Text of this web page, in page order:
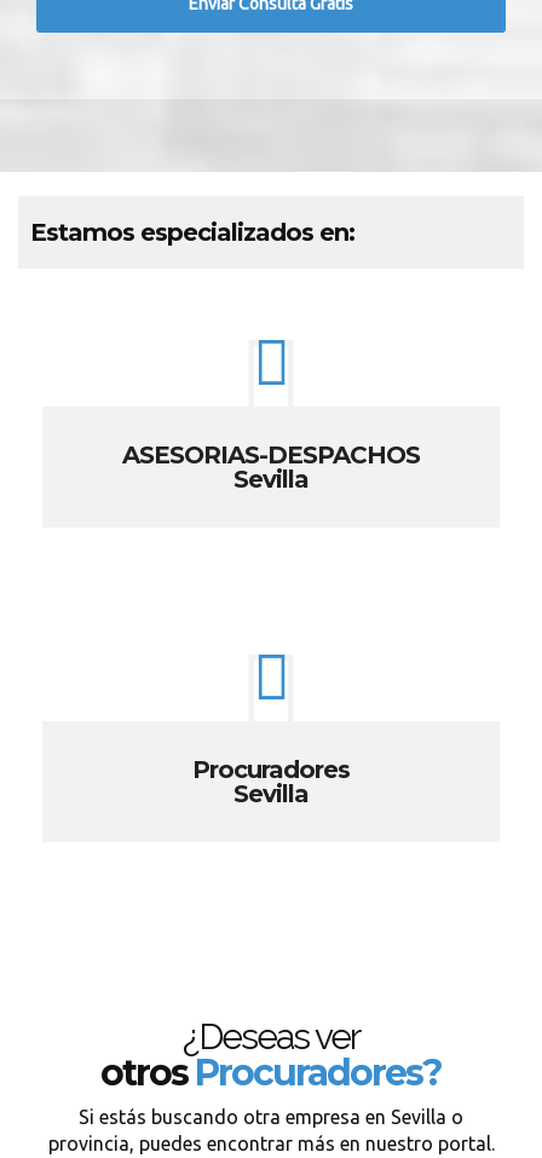
Estamos especializados en:
ASESORIAS-DESPACHOS
Sevilla
Procuradores
Sevilla
¿Deseas ver
otrosProcuradores?
Si estás buscando otra empresa en Sevilla o
provincia, puedes encontrar más en nuestro portal.